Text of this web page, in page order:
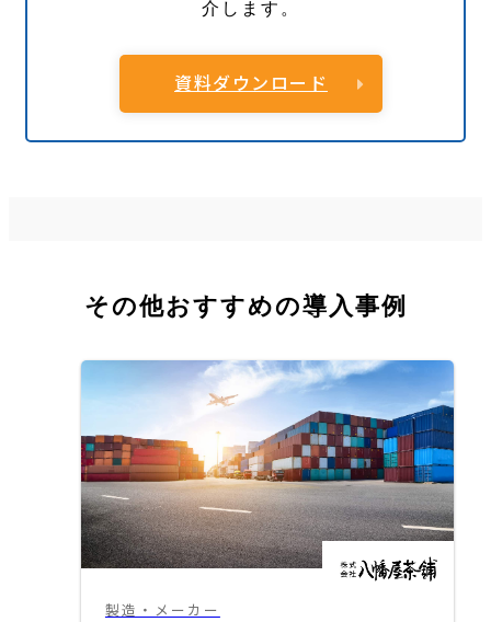
介します。
資料ダウンロード
その他おすすめの導入事例
製造・メーカー